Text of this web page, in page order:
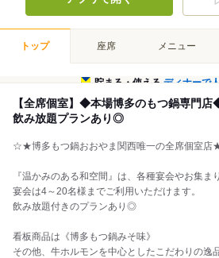
トップ 座席 メニュー
貯まる・使えるディナーで
【全席個室】◆本場博多のもつ鍋専門
飲み放題プランあり◎
☆★博多もつ鍋おおやま関西唯一の全席個室
『温かみのある和空間』は、各種宴会やお集ま
宴会は4～20名様までご利用いただけます。
飲み放題付きのプランあり◎
看板商品は《博多もつ鍋みそ味》
その他、牛ホルモンを中心としたこだわりの逸